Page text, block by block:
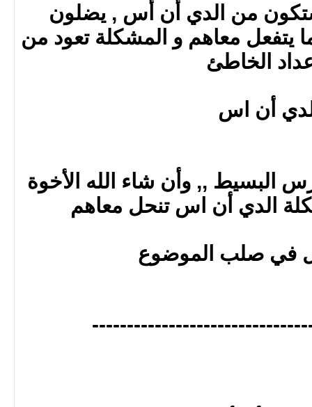
من الدي أن أس , يضلون
يتفعل معاهم و المشكلة تعود من
الخاطئ
أن اس
البسيط ,, وأن شاء الله الأخوة
الدي أن اس تنحل معاهم
في صلب الموضوع